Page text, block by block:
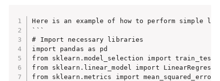
Here is an example of how to perform simple
```
# Import necessary libraries
import pandas as pd
from sklearn.model_selection import
from sklearn.linear_model import
from sklearn.metrics import